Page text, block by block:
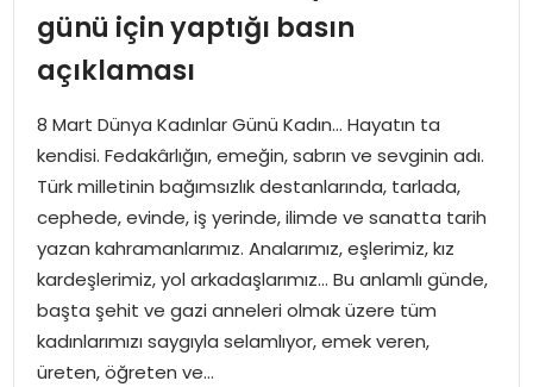
SPOR
GÜNDEM
MAGAZIN
günü için yaptığı basın
açıklaması
8 Mart Dünya Kadınlar Günü Kadın… Hayatın ta
kendisi. Fedakârlığın, emeğin, sabrın ve sevginin adı.
Türk milletinin bağımsızlık destanlarında, tarlada,
cephede, evinde, iş yerinde, ilimde ve sanatta tarih
yazan kahramanlarımız. Analarımız, eşlerimiz, kız
kardeşlerimiz, yol arkadaşlarımız… Bu anlamlı günde,
başta şehit ve gazi anneleri olmak üzere tüm
kadınlarımızı saygıyla selamlıyor, emek veren,
üreten, öğreten ve…